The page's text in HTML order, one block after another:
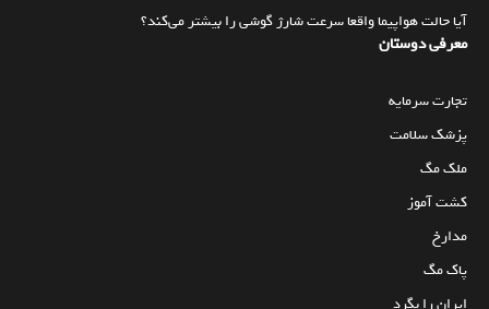
آیا حالت هواپیما واقعا سرعت شارژ گوشی را بیشتر می‌کند؟
معرفی دوستان
تجارت سرمایه
پزشک سلامت
ملک مگ
کشت آموز
مدارخ
پاک مگ
ایران را بگرد